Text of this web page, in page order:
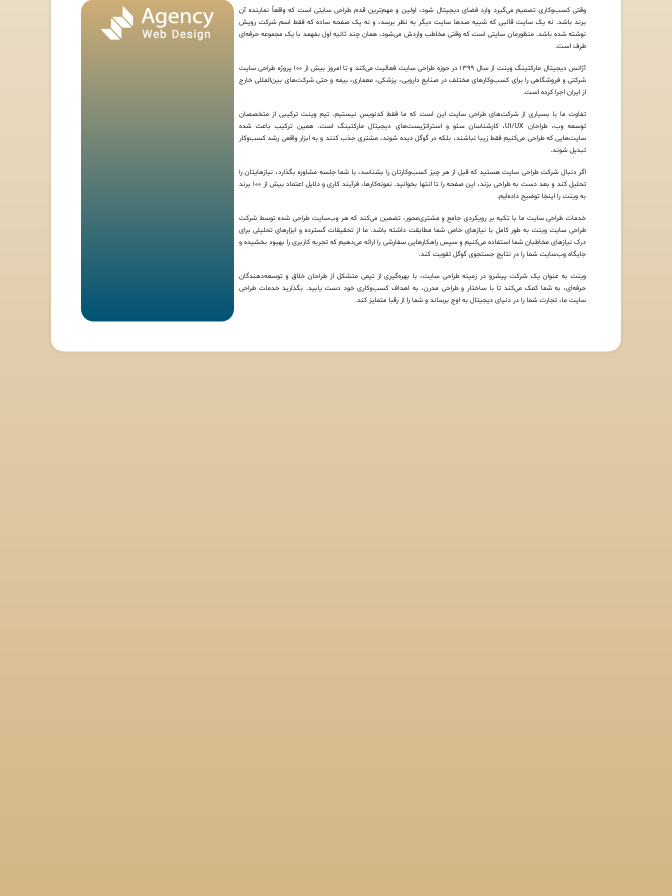
وقتی کسب‌وکاری تصمیم می‌گیرد وارد فضای دیجیتال شود، اولین و مهم‌ترین قدم طراحی سایتی است که واقعاً نماینده آن
برند باشد. نه یک سایت قالبی که شبیه صدها سایت دیگر به نظر برسد، و نه یک صفحه ساده که فقط اسم شرکت رویش
نوشته شده باشد. منظورمان سایتی است که وقتی مخاطب واردش می‌شود، همان چند ثانیه اول بفهمد با یک مجموعه حرفه‌ای
طرف است.
آژانس دیجیتال مارکتینگ وینت از سال ۱۳۹۹ در حوزه طراحی سایت فعالیت می‌کند و تا امروز بیش از ۱۰۰ پروژه طراحی سایت
شرکتی و فروشگاهی را برای کسب‌وکارهای مختلف در صنایع دارویی، پزشکی، معماری، بیمه و حتی شرکت‌های بین‌المللی خارج
از ایران اجرا کرده است.
تفاوت ما با بسیاری از شرکت‌های طراحی سایت این است که ما فقط کدنویس نیستیم. تیم وینت ترکیبی از متخصصان
توسعه وب، طراحان UI/UX، کارشناسان سئو و استراتژیست‌های دیجیتال مارکتینگ است. همین ترکیب باعث شده
سایت‌هایی که طراحی می‌کنیم فقط زیبا نباشند، بلکه در گوگل دیده شوند، مشتری جذب کنند و به ابزار واقعی رشد کسب‌وکار
تبدیل شوند.
اگر دنبال شرکت طراحی سایت هستید که قبل از هر چیز کسب‌وکارتان را بشناسد، با شما جلسه مشاوره بگذارد، نیازهایتان را
تحلیل کند و بعد دست به طراحی بزند، این صفحه را تا انتها بخوانید. نمونه‌کارها، فرآیند کاری و دلایل اعتماد بیش از ۱۰۰ برند
به وینت را اینجا توضیح داده‌ایم.
خدمات طراحی سایت ما با تکیه بر رویکردی جامع و مشتری‌محور، تضمین می‌کند که هر وب‌سایت طراحی شده توسط شرکت
طراحی سایت وینت به طور کامل با نیازهای خاص شما مطابقت داشته باشد. ما از تحقیقات گسترده و ابزارهای تحلیلی برای
درک نیازهای مخاطبان شما استفاده می‌کنیم و سپس راهکارهایی سفارشی را ارائه می‌دهیم که تجربه کاربری را بهبود بخشیده و
جایگاه وب‌سایت شما را در نتایج جستجوی گوگل تقویت کند.
وینت به عنوان یک شرکت پیشرو در زمینه طراحی سایت، با بهره‌گیری از تیمی متشکل از طراحان خلاق و توسعه‌دهندگان
حرفه‌ای، به شما کمک می‌کند تا با ساختار و طراحی مدرن، به اهداف کسب‌وکاری خود دست یابید. بگذارید خدمات طراحی
سایت ما، تجارت شما را در دنیای دیجیتال به اوج برساند و شما را از رقبا متمایز کند.